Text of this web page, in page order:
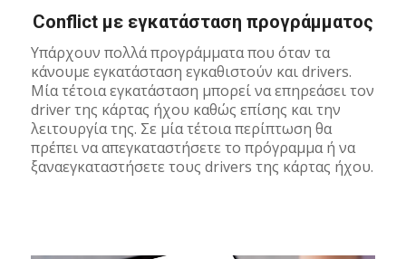
Conflict με εγκατάσταση προγράμματος
Υπάρχουν πολλά προγράμματα που όταν τα
κάνουμε εγκατάσταση εγκαθιστούν και drivers.
Μία τέτοια εγκατάσταση μπορεί να επηρεάσει τον
driver της κάρτας ήχου καθώς επίσης και την
λειτουργία της. Σε μία τέτοια περίπτωση θα
πρέπει να απεγκαταστήσετε το πρόγραμμα ή να
ξαναεγκαταστήσετε τους drivers της κάρτας ήχου.